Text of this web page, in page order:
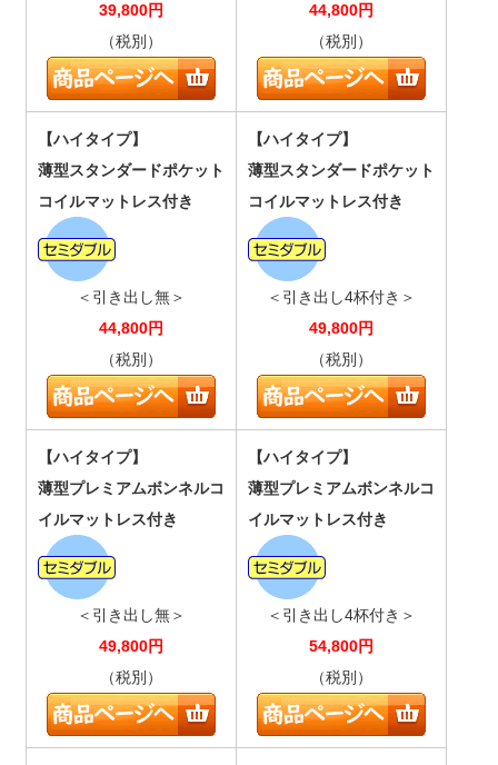
39,800円
（税別）
44,800円
（税別）
【ハイタイプ】
薄型スタンダードポケット
コイルマットレス付き
＜引き出し無＞
44,800円
（税別）
【ハイタイプ】
薄型スタンダードポケット
コイルマットレス付き
＜引き出し4杯付き＞
49,800円
（税別）
【ハイタイプ】
薄型プレミアムボンネルコ
イルマットレス付き
＜引き出し無＞
49,800円
（税別）
【ハイタイプ】
薄型プレミアムボンネルコ
イルマットレス付き
＜引き出し4杯付き＞
54,800円
（税別）